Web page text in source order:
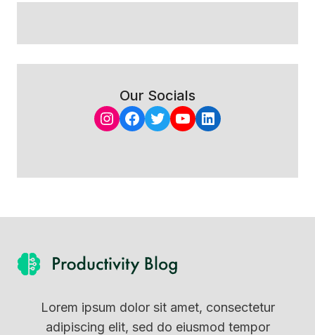
Our Socials
Instagram
Facebook
Twitter
YouTube
LinkedIn
Lorem ipsum dolor sit amet, consectetur
adipiscing elit, sed do eiusmod tempor